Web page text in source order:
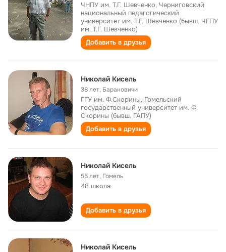
ЧНПУ им. Т.Г. Шевченко, Черниговский
национальный педагогический
университет им. Т.Г. Шевченко (бывш. ЧГПУ
им. Т.Г. Шевченко)
Добавить в друзья
Николай Кисель
38 лет, Барановичи
ГГУ им. Ф.Скорины, Гомельский
государственный университет им. Ф.
Скорины (бывш. ГАПУ)
Добавить в друзья
Николай Кисель
55 лет, Гомель
48 школа
Добавить в друзья
Николай Кисель